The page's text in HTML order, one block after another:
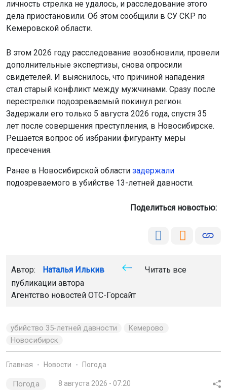
личность стрелка не удалось, и расследование этого
дела приостановили. Об этом сообщили в СУ СКР по
Кемеровской области.
В этом 2026 году расследование возобновили, провели
дополнительные экспертизы, снова опросили
свидетелей. И выяснилось, что причиной нападения
стал старый конфликт между мужчинами. Сразу после
перестрелки подозреваемый покинул регион.
Задержали его только 5 августа 2026 года, спустя 35
лет после совершения преступления, в Новосибирске.
Решается вопрос об избрании фигуранту меры
пресечения.
Ранее в Новосибирской области задержали
подозреваемого в убийстве 13-летней давности.
Поделиться новостью:
Автор: Наталья Илькив
Читать все
публикации автора
Агентство новостей ОТС-Горсайт
убийство 35-летней давности
Кемерово
Новосибирск
Главная Новости Погода
Погода 8 августа 2026 - 07:20